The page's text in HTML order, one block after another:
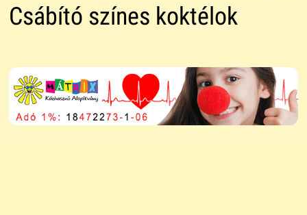
Csábító színes koktélok